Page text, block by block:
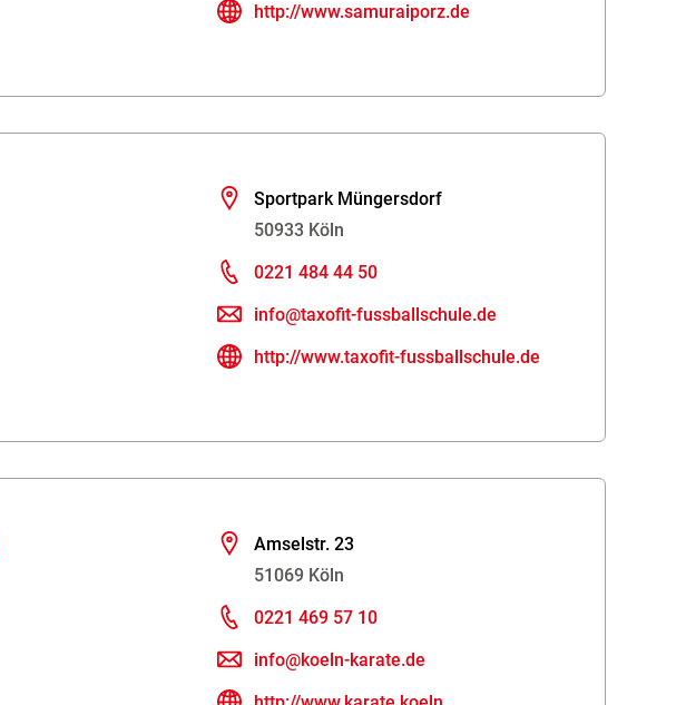
http://www.samuraiporz.de
Sportpark Müngersdorf
50933 Köln
0221 484 44 50
info@taxofit-fussballschule.de
http://www.taxofit-fussballschule.de
Amselstr. 23
51069 Köln
0221 469 57 10
info@koeln-karate.de